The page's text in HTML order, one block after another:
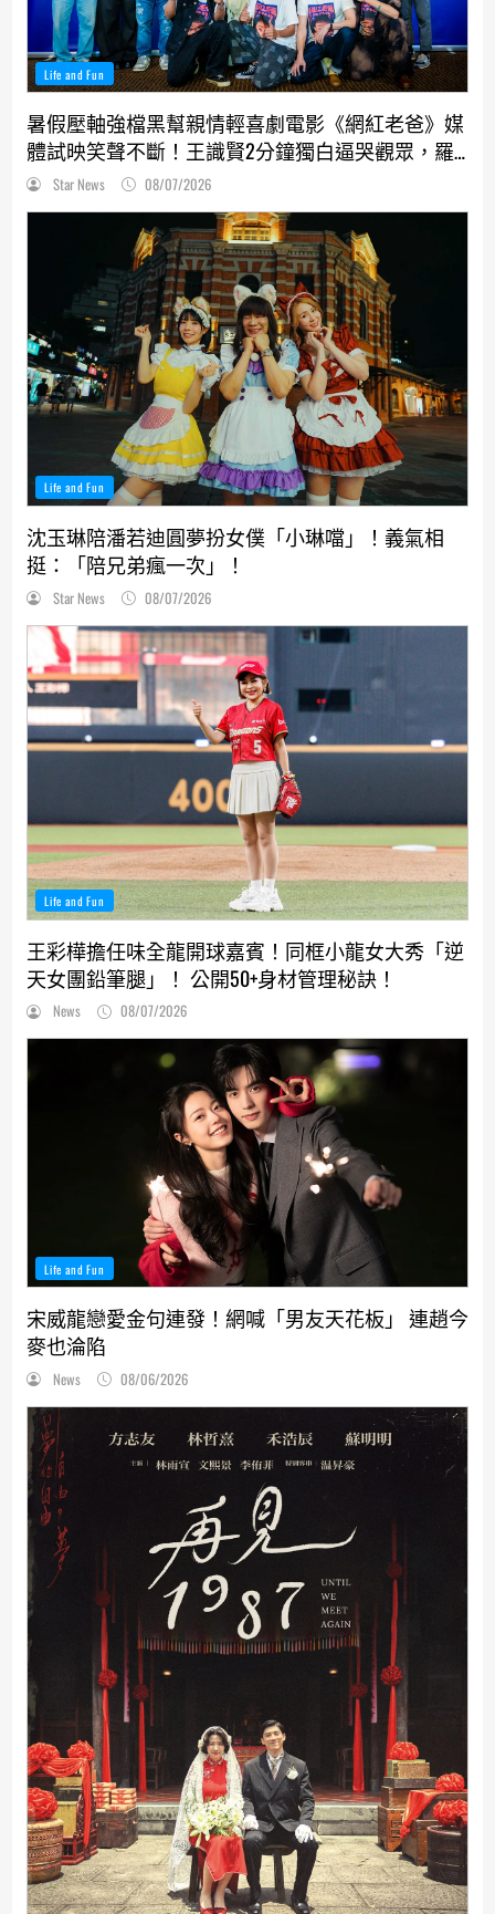
Life and Fun
暑假壓軸強檔黑幫親情輕喜劇電影《網紅老爸》媒
體試映笑聲不斷！王識賢2分鐘獨白逼哭觀眾，羅
志祥、張懷秋受封搞笑MVP
Star News 08/07/2026
Life and Fun
沈玉琳陪潘若迪圓夢扮女僕「小琳噹」！義氣相
挺：「陪兄弟瘋一次」！
Star News 08/07/2026
Life and Fun
王彩樺擔任味全龍開球嘉賓！同框小龍女大秀「逆
天女團鉛筆腿」！ 公開50+身材管理秘訣！
News 08/07/2026
Life and Fun
宋威龍戀愛金句連發！網喊「男友天花板」 連趙今
麥也淪陷
News 08/06/2026